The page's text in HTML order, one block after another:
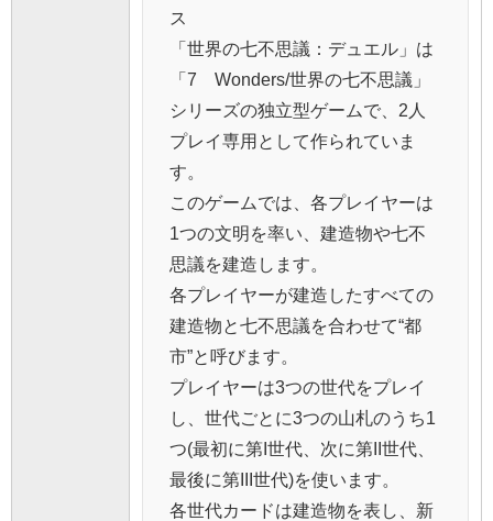
ス
「世界の七不思議：デュエル」は
「7 Wonders/世界の七不思議」
シリーズの独立型ゲームで、2人
プレイ専用として作られていま
す。
このゲームでは、各プレイヤーは
1つの文明を率い、建造物や七不
思議を建造します。
各プレイヤーが建造したすべての
建造物と七不思議を合わせて“都
市”と呼びます。
プレイヤーは3つの世代をプレイ
し、世代ごとに3つの山札のうち1
つ(最初に第I世代、次に第II世代、
最後に第III世代)を使います。
各世代カードは建造物を表し、新